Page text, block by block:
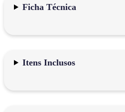
Ficha Técnica
Itens Inclusos